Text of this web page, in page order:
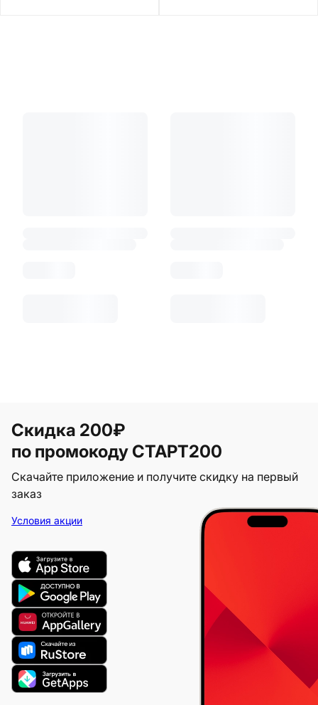
Скидка 200₽
по промокоду СТАРТ200
Скачайте приложение и получите скидку на первый
заказ
Условия акции